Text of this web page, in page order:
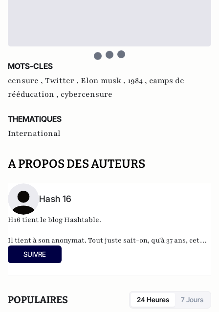
MOTS-CLES
censure , Twitter , Elon musk , 1984 , camps de
rééducation , cybercensure
THEMATIQUES
International
A PROPOS DES AUTEURS
Hash 16
H16 tient le blogHashtable.
Il tient à son anonymat. Tout juste sait-on, qu'à 37 ans, cet
informaticien à l'humour acerbe habite en Belgique et
travaille pour"une grosse boutique qui produit, gère et
SUIVRE
POPULAIRES 24 Heures 7 Jours